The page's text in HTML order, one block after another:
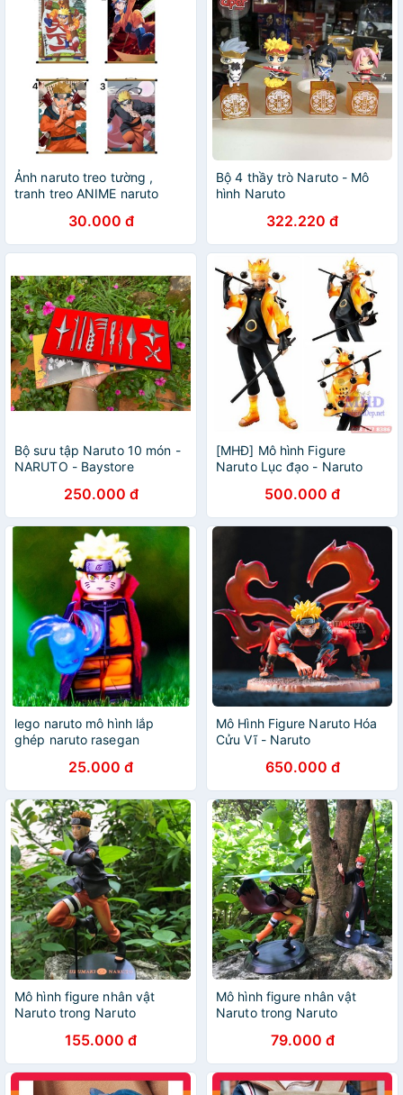
Ảnh naruto treo tường ,
tranh treo ANIME naruto
30.000 đ
Bộ 4 thầy trò Naruto - Mô
hình Naruto
322.220 đ
Bộ sưu tập Naruto 10 món -
NARUTO - Baystore
250.000 đ
[MHĐ] Mô hình Figure
Naruto Lục đạo - Naruto
500.000 đ
lego naruto mô hình lắp
ghép naruto rasegan
25.000 đ
Mô Hình Figure Naruto Hóa
Cửu Vĩ - Naruto
650.000 đ
Mô hình figure nhân vật
Naruto trong Naruto
155.000 đ
Mô hình figure nhân vật
Naruto trong Naruto
79.000 đ